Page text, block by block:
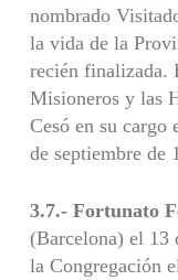
nombrado
la vida de la
recién finalizada.
Misioneros y las
Cesó en su
de septiembre de
3.7.- Fortunato
(Barcelona) el 13
la Congregación